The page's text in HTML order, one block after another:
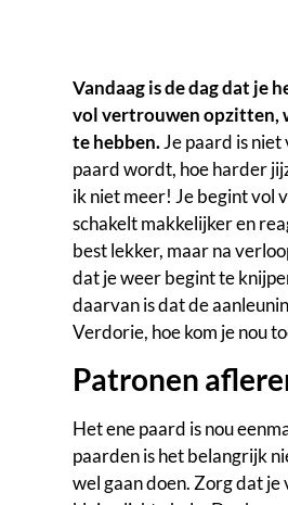
Vandaag is de dag dat je
vol vertrouwen opzitten,
te hebben.Je paard is
paard wordt, hoe harder
ik niet meer! Je begint vol
schakelt makkelijker en
best lekker, maar na
dat je weer begint te
daarvan is dat de
Verdorie, hoe kom je nou
Patronen
Het ene paard is nou
paarden is het belangrijk
wel gaan doen. Zorg dat